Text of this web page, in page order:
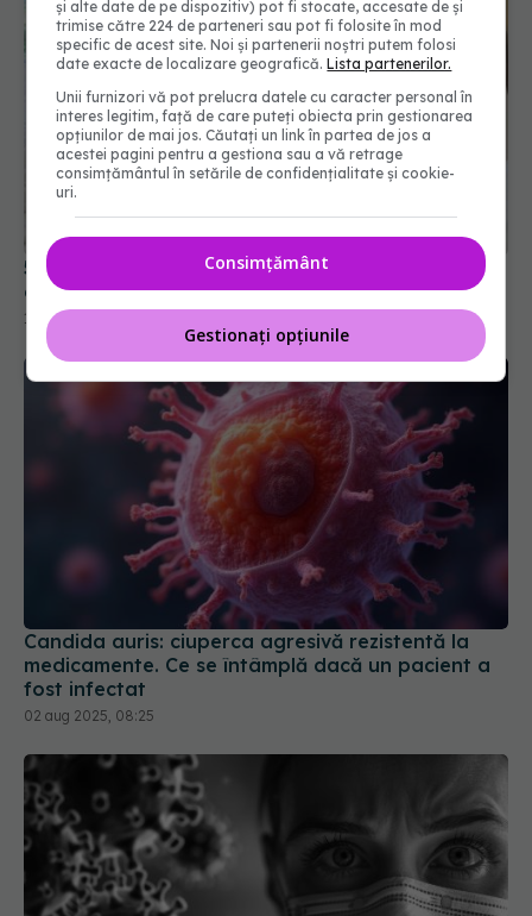
5 locuri din camerele de hotel unde se ascund
cele mai multe bacterii
16 aug 2025, 17:30
Candida auris: ciuperca agresivă rezistentă la
medicamente. Ce se întâmplă dacă un pacient a
fost infectat
02 aug 2025, 08:25
și alte date de pe dispozitiv) pot fi stocate, accesate de și
trimise către 224 de parteneri sau pot fi folosite în mod
specific de acest site. Noi și partenerii noștri putem folosi
date exacte de localizare geografică.Lista partenerilor.
Unii furnizori vă pot prelucra datele cu caracter personal în
interes legitim, față de care puteți obiecta prin gestionarea
opțiunilor de mai jos. Căutați un link în partea de jos a
acestei pagini pentru a gestiona sau a vă retrage
consimțământul în setările de confidențialitate și cookie-
uri.
Consimțământ
Gestionați opțiunile